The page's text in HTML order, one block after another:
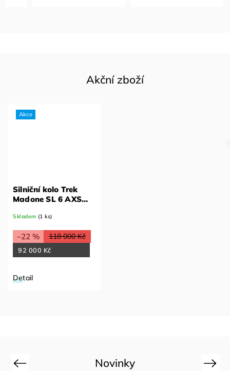
Akční zboží
Akce
Silniční kolo Trek
Madone SL 6 AXS
Web XL
Skladem (1 ks)
118 000 Kč
–22 %
92 000 Kč
Detail
Novinky
Previous Next